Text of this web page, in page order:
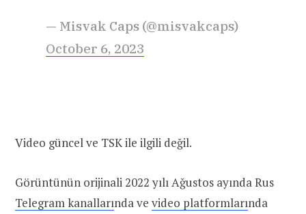
— Misvak Caps (@misvakcaps)
October 6, 2023
Video güncel ve TSK ile ilgili değil.
Görüntünün orijinali 2022 yılı Ağustos ayında Rus
Telegram kanallarında ve video platformlarında